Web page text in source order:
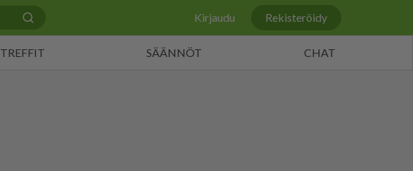
Kirjaudu Rekisteröidy
TREFFIT SÄÄNNÖT CHAT